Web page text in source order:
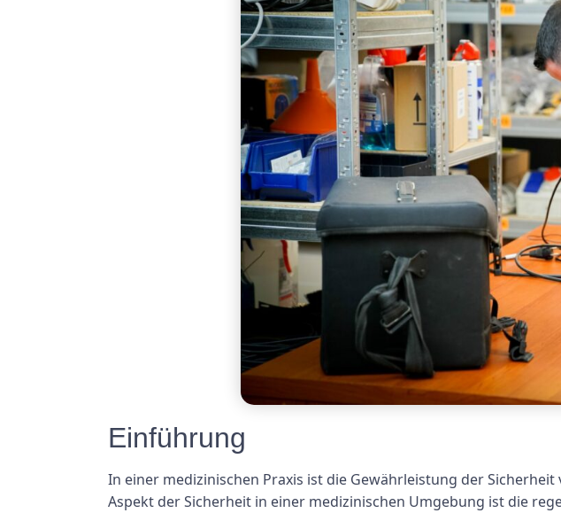
Einführung
In einer medizinischen Praxis ist die Gewährleistung der
Aspekt der Sicherheit in einer medizinischen Umgebung ist die